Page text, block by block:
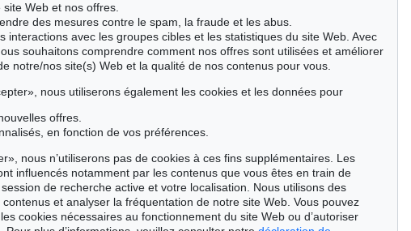
Incunables et livres du XVIe siècle
Manuscrits anciens
Événements clés des sciences naturelles
Chercher
Web et nos offres.
des mesures contre le spam, la fraude et les abus.
interactions avec les groupes cibles et les statistiques du site Web. Avec
souhaitons comprendre comment nos offres sont utilisées et améliorer
notre/nos site(s) Web et la qualité de nos contenus pour vous.
nous utiliserons également les cookies et les données pour
offres.
en fonction de vos préférences.
nous n’utiliserons pas de cookies à ces fins supplémentaires. Les
influencés notamment par les contenus que vous êtes en train de
de recherche active et votre localisation. Nous utilisons des
et analyser la fréquentation de notre site Web. Vous pouvez
cookies nécessaires au fonctionnement du site Web ou d’autoriser